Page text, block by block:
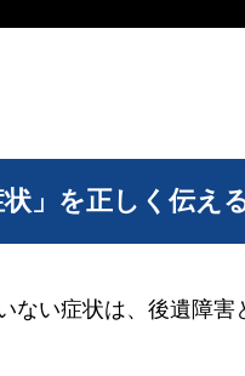
」を正しく伝え
い症状は、後遺障害